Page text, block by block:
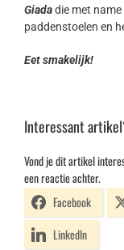
Giadadie met name
paddenstoelen en
Eet smakelijk!
Interessant
Vond je dit artikel
een reactie achter.
Facebook
LinkedIn